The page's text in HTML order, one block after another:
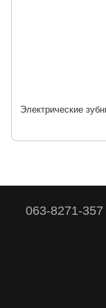
Электрические
063-8271-357